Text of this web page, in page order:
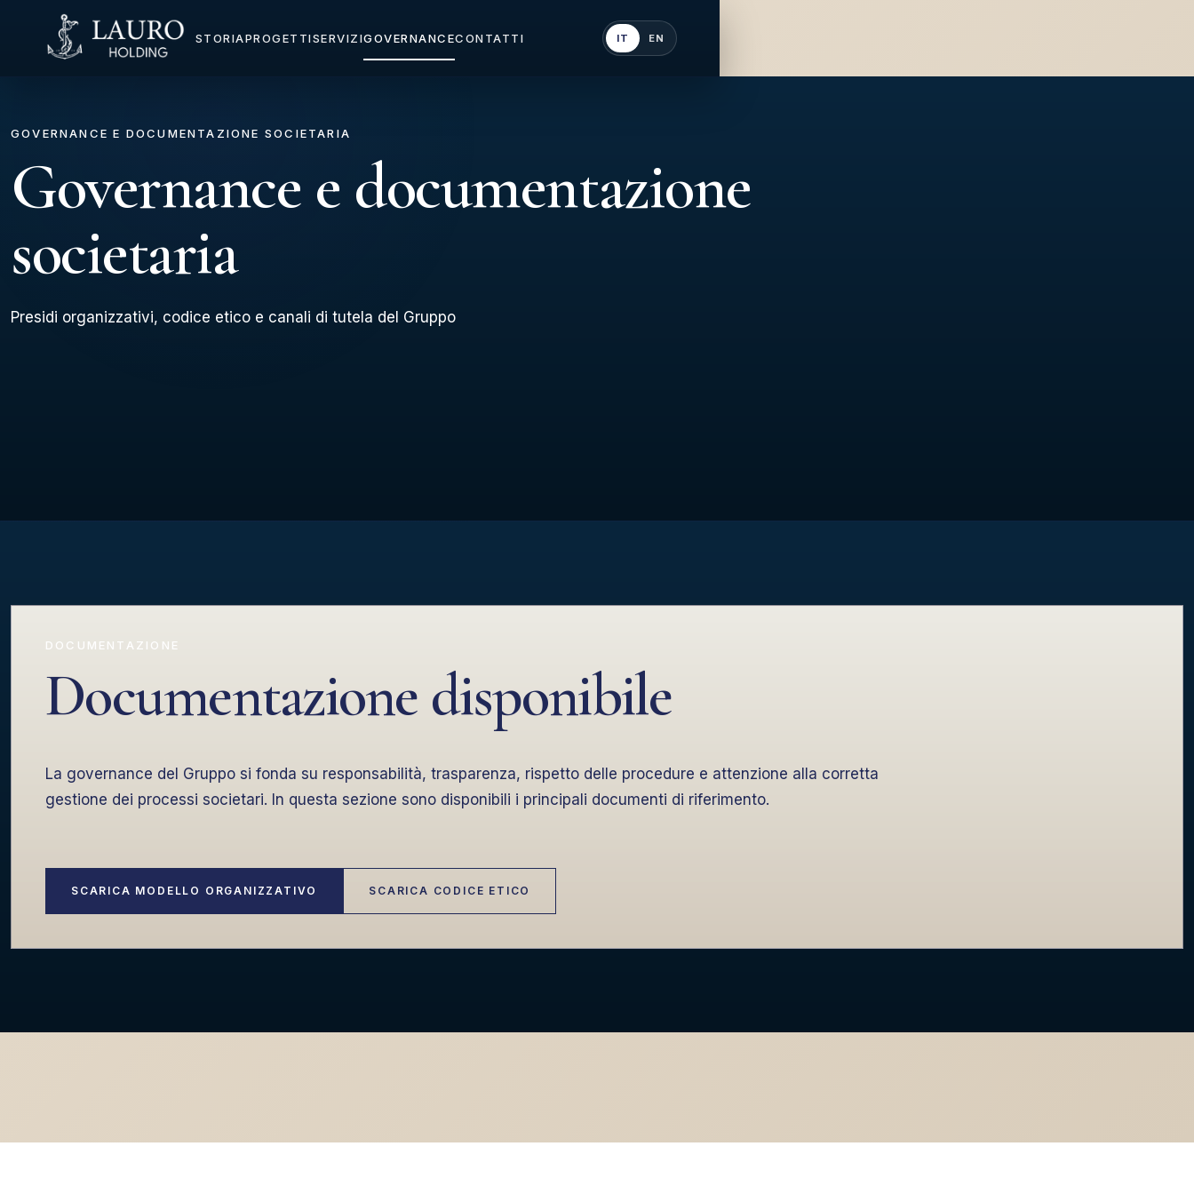
STORIAPROGETTISERVIZIGOVERNANCECONTATTI IT EN
GOVERNANCE E DOCUMENTAZIONE SOCIETARIA
Governance e documentazione
societaria
Presidi organizzativi, codice etico e canali di tutela del Gruppo
DOCUMENTAZIONE
Documentazione disponibile
La governance del Gruppo si fonda su responsabilità, trasparenza, rispetto delle procedure e attenzione alla corretta
gestione dei processi societari. In questa sezione sono disponibili i principali documenti di riferimento.
SCARICA MODELLO ORGANIZZATIVO SCARICA CODICE ETICO